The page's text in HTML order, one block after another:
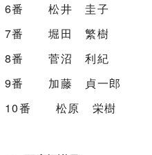
6番 松井 圭子
7番 堀田 繁樹
8番 菅沼 利紀
9番 加藤 貞一郎
10番 松原 栄樹